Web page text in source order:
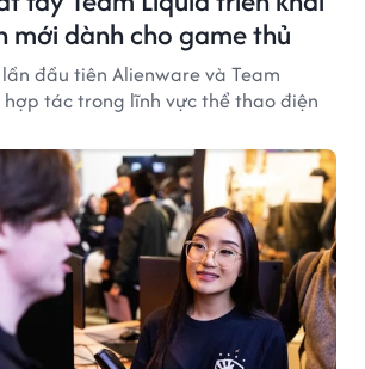
mới dành cho game thủ
đầu tiên Alienware và Team
tác trong lĩnh vực thể thao điện